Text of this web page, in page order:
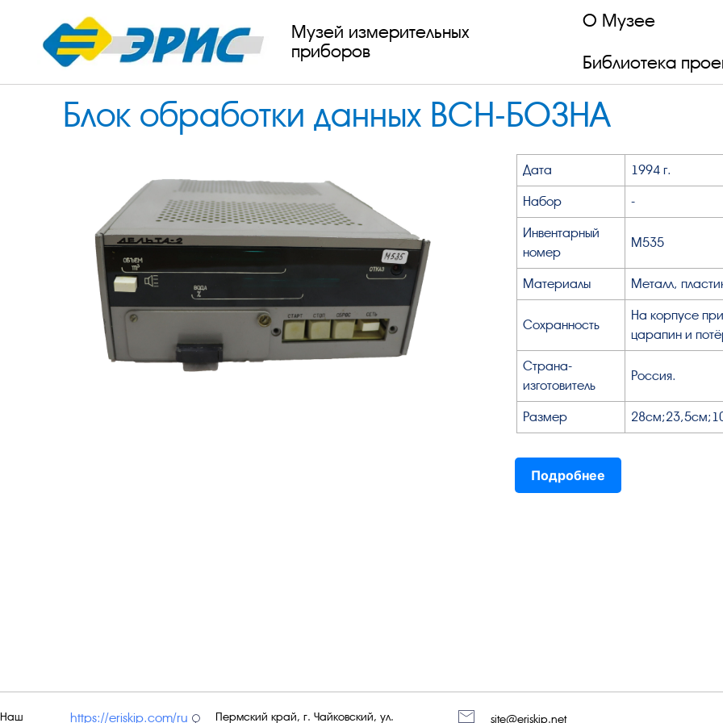
Музей измерительных
приборов
О Музее
Библиотека
Блок обработки данных ВСН-БОЗНА
Дата 1994 г.
Набор -
Инвентарный
номер
М535
Материалы Металл,
Сохранность
На корпусе
царапин и
Страна-
изготовитель
Россия.
Размер
Подробнее
Наш https://eriskip.com/ru Пермский край, г. Чайковский, ул. site@eriskip.net